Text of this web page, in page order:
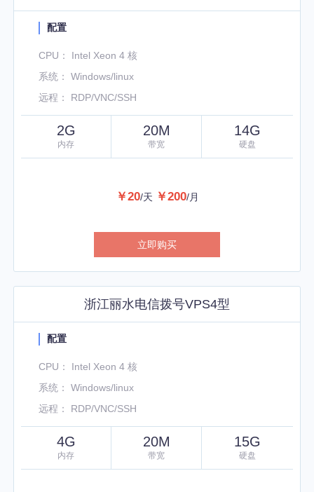
配置
CPU： Intel Xeon 4 核
系统： Windows/linux
远程： RDP/VNC/SSH
2G
内存
20M
带宽
14G
硬盘
￥20/天 ￥200/月
立即购买
浙江丽水电信拨号VPS4型
配置
CPU： Intel Xeon 4 核
系统： Windows/linux
远程： RDP/VNC/SSH
4G
内存
20M
带宽
15G
硬盘